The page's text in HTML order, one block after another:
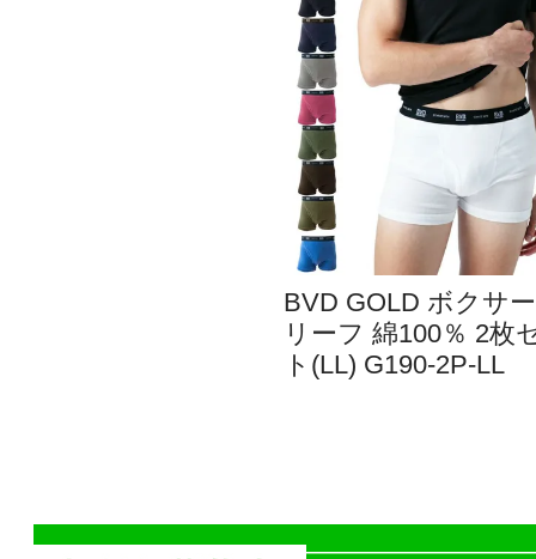
BVD GOLD ボクサ
リーフ 綿100％ 2枚
ト(LL) G190-2P-LL